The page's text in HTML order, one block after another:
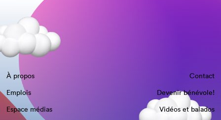
À propos
Contact
Emplois
Devenir bénévole!
Espace médias
Vidéos et balados